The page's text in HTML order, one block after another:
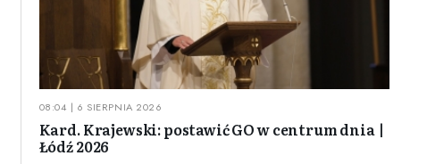
08:04 | 6 SIERPNIA 2026
Kard. Krajewski: postawić GO w centrum dnia |
Łódź 2026